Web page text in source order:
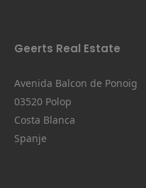
Geerts Real Estate
Avenida Balcon de Ponoig
03520 Polop
Costa Blanca
Spanje